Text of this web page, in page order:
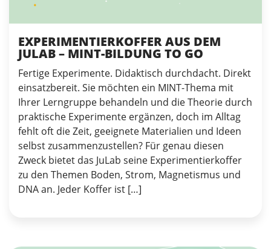
EXPERIMENTIERKOFFER AUS DEM
JULAB – MINT-BILDUNG TO GO
Fertige Experimente. Didaktisch durchdacht. Direkt
einsatzbereit. Sie möchten ein MINT-Thema mit
Ihrer Lerngruppe behandeln und die Theorie durch
praktische Experimente ergänzen, doch im Alltag
fehlt oft die Zeit, geeignete Materialien und Ideen
selbst zusammenzustellen? Für genau diesen
Zweck bietet das JuLab seine Experimentierkoffer
zu den Themen Boden, Strom, Magnetismus und
DNA an. Jeder Koffer ist […]